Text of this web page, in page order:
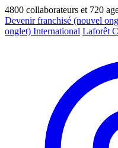
4800 collaborateurs et 720
Devenir franchisé (nouvel
onglet) International Laforêt